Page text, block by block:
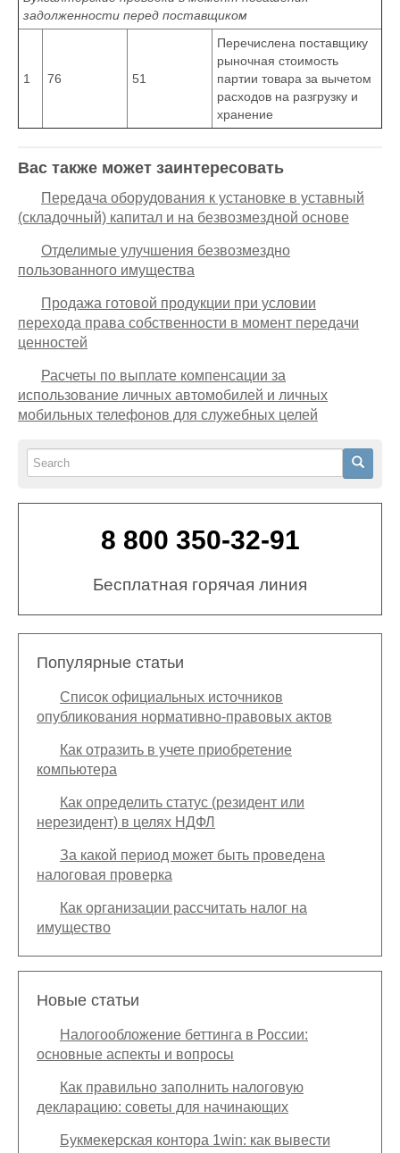
задолженности перед поставщиком
1 76 51
Перечислена поставщику
рыночная стоимость
партии товара за вычетом
расходов на разгрузку и
хранение
Вас также может заинтересовать
Передача оборудования к установке в уставный
(складочный) капитал и на безвозмездной основе
Отделимые улучшения безвозмездно
пользованного имущества
Продажа готовой продукции при условии
перехода права собственности в момент передачи
ценностей
Расчеты по выплате компенсации за
использование личных автомобилей и личных
мобильных телефонов для служебных целей
Search Search
8 800 350-32-91
Бесплатная горячая линия
Популярные статьи
Список официальных источников
опубликования нормативно-правовых актов
Как отразить в учете приобретение
компьютера
Как определить статус (резидент или
нерезидент) в целях НДФЛ
За какой период может быть проведена
налоговая проверка
Как организации рассчитать налог на
имущество
Новые статьи
Налогообложение беттинга в России:
основные аспекты и вопросы
Как правильно заполнить налоговую
декларацию: советы для начинающих
Букмекерская контора 1win: как вывести